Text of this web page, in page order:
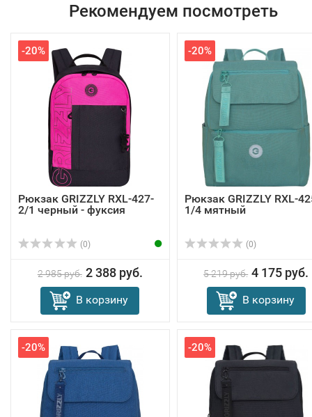
Рекомендуем посмотреть
-20%
Рюкзак GRIZZLY RXL-427-
2/1 черный - фуксия
(0)
2 985 руб. 2 388 руб.
В корзину
-20%
Рюкзак GRIZZLY RXL-
1/4 мятный
(0)
5 219 руб. 4 175 руб.
В корзину
-20% -20%